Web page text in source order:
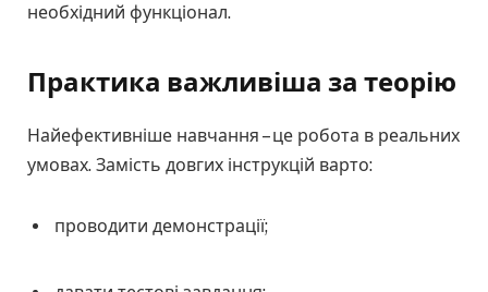
необхідний функціонал.
Практика важливіша за теорію
Найефективніше навчання – це робота в реальних
умовах. Замість довгих інструкцій варто:
проводити демонстрації;